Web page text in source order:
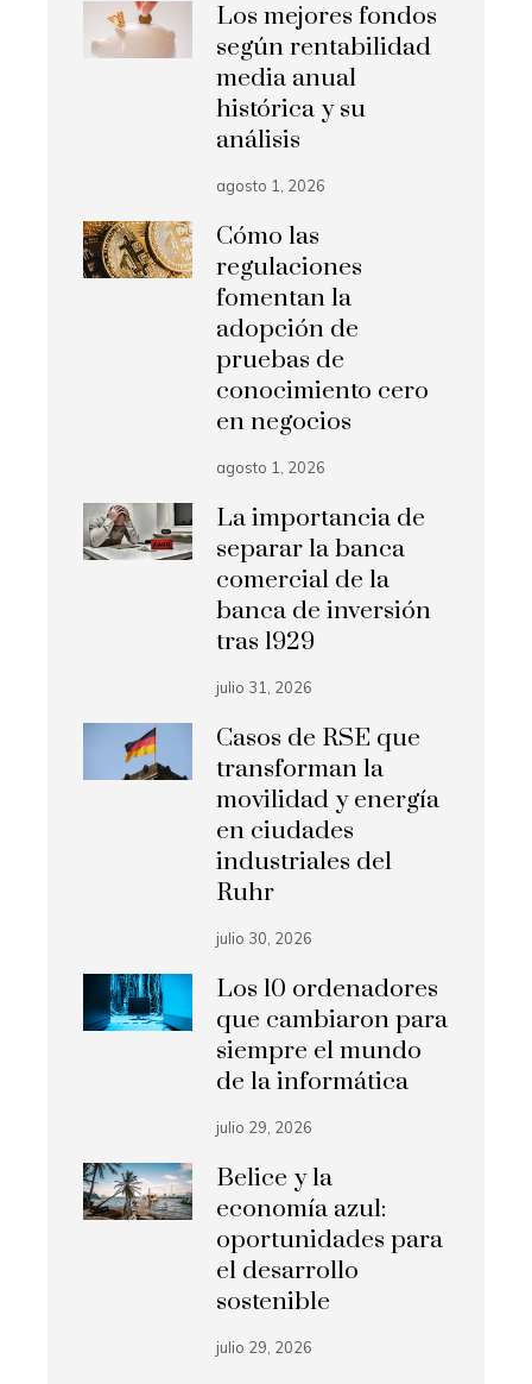
Los mejores fondos
según rentabilidad
media anual
histórica y su
análisis
agosto 1, 2026
Cómo las
regulaciones
fomentan la
adopción de
pruebas de
conocimiento cero
en negocios
agosto 1, 2026
La importancia de
separar la banca
comercial de la
banca de inversión
tras 1929
julio 31, 2026
Casos de RSE que
transforman la
movilidad y energía
en ciudades
industriales del
Ruhr
julio 30, 2026
Los 10 ordenadores
que cambiaron para
siempre el mundo
de la informática
julio 29, 2026
Belice y la
economía azul:
oportunidades para
el desarrollo
sostenible
julio 29, 2026